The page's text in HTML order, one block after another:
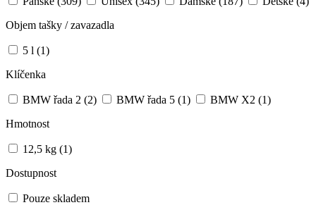
Objem tašky / zavazadla
5 l (1)
Klíčenka
BMW řada 2 (2) BMW řada 5 (1) BMW X2 (1)
Hmotnost
12,5 kg (1)
Dostupnost
Pouze skladem